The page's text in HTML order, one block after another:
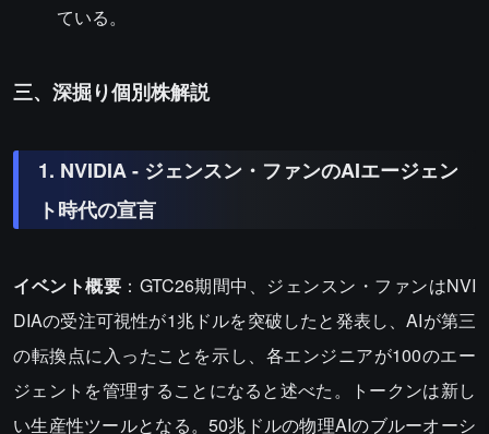
ている。
三、深掘り個別株解説
1. NVIDIA - ジェンスン・ファンのAIエージェン
ト時代の宣言
イベント概要 ：GTC26期間中、ジェンスン・ファンはNVI
DIAの受注可視性が1兆ドルを突破したと発表し、AIが第三
の転換点に入ったことを示し、各エンジニアが100のエー
ジェントを管理することになると述べた。トークンは新し
い生産性ツールとなる。50兆ドルの物理AIのブルーオーシ